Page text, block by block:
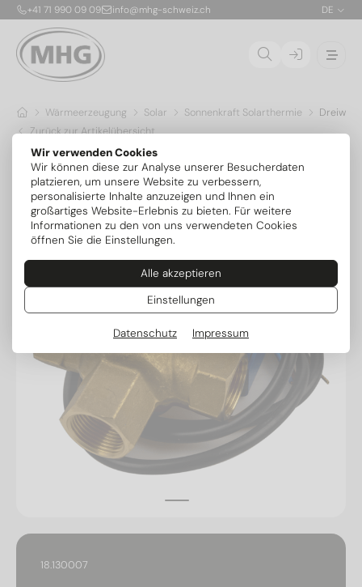
Wir verwenden Cookies
Wir können diese zur Analyse unserer Besucherdaten
platzieren, um unsere Website zu verbessern,
personalisierte Inhalte anzuzeigen und Ihnen ein
großartiges Website-Erlebnis zu bieten. Für weitere
Informationen zu den von uns verwendeten Cookies
öffnen Sie die Einstellungen.
Alle akzeptieren
Einstellungen
Datenschutz Impressum
+41 71 990 09 09 info@mhg-schweiz.ch DE
Wärmeerzeugung Solar Sonnenkraft Solarthermie
Zurück zur Artikelübersicht
18.130007